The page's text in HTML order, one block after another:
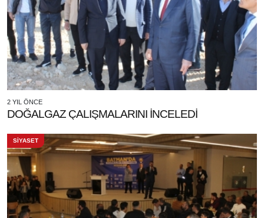
2 YIL ÖNCE
DOĞALGAZ ÇALIŞMALARINI İNCELEDİ
SİYASET